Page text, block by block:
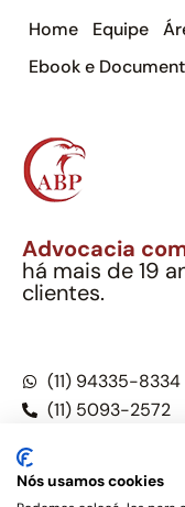
Home Equipe
Ebook e
Advocacia
há mais de 19
clientes.
(11) 94335-8334
(11) 5093-2572
Nós usamos cookies